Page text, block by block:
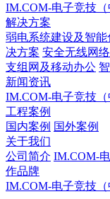
IM.COM-电子竞技（
解决方案
弱电系统建设及智能
决方案 安全无线网
支组网及移动办公
新闻资讯
IM.COM-电子竞技（
工程案例
国内案例 国外案例
关于我们
公司简介 IM.COM-
作品牌
IM.COM-电子竞技（